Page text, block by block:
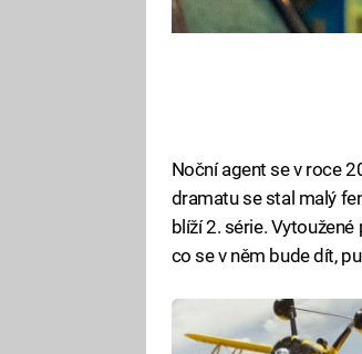
Noční agent se v roce
dramatu se stal malý
blíží 2. série.
co se v něm bude dít,